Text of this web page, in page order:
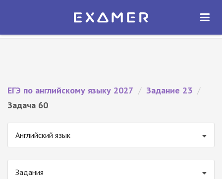
Экзамер — ЕГЭ 2027
ОТКРЫТЬ
ЕГЭ по английскому языку 2027 / Задание 23 /
Задача 60
Английский язык
Задания